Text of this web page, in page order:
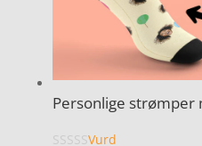
Personlige strømper
Vurd